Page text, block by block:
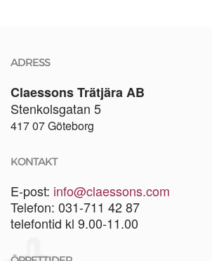
ADRESS
Claessons Trätjära AB
Stenkolsgatan 5
417 07 Göteborg
KONTAKT
E-post: info@claessons.com
Telefon: 031-711 42 87
telefontid kl 9.00-11.00